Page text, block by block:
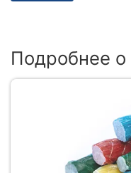
Подробнее о